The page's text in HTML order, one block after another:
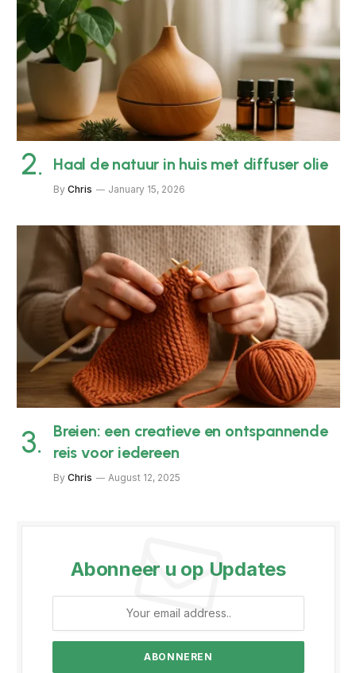
Haal de natuur in huis met diffuser olie
By Chris January 15, 2026
Breien: een creatieve en ontspannende
reis voor iedereen
By Chris August 12, 2025
Abonneer u op Updates